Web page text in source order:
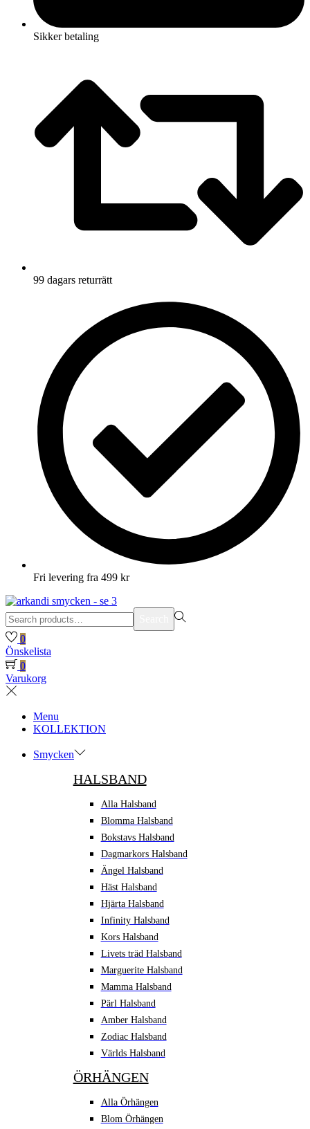
Sikker betaling
99 dagars returrätt
Fri levering fra 499 kr
Search
for:>
0
Önskelista
0
Varukorg
Menu
KOLLEKTION
Smycken
HALSBAND
Alla Halsband
Blomma Halsband
Bokstavs Halsband
Dagmarkors Halsband
Ängel Halsband
Häst Halsband
Hjärta Halsband
Infinity Halsband
Kors Halsband
Livets träd Halsband
Marguerite Halsband
Mamma Halsband
Pärl Halsband
Amber Halsband
Zodiac Halsband
Världs Halsband
ÖRHÄNGEN
Alla Örhängen
Blom Örhängen